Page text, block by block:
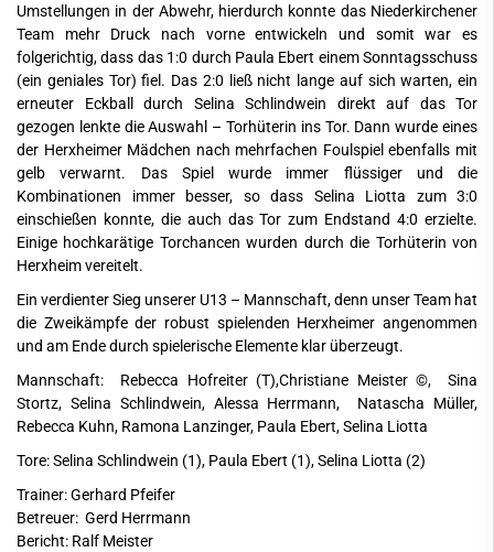
Umstellungen in der Abwehr, hierdurch konnte das Niederkirchener
Team mehr Druck nach vorne entwickeln und somit war es
folgerichtig, dass das 1:0 durch Paula Ebert einem Sonntagsschuss
(ein geniales Tor) fiel. Das 2:0 ließ nicht lange auf sich warten, ein
erneuter Eckball durch Selina Schlindwein direkt auf das Tor
gezogen lenkte die Auswahl – Torhüterin ins Tor. Dann wurde eines
der Herxheimer Mädchen nach mehrfachen Foulspiel ebenfalls mit
gelb verwarnt. Das Spiel wurde immer flüssiger und die
Kombinationen immer besser, so dass Selina Liotta zum 3:0
einschießen konnte, die auch das Tor zum Endstand 4:0 erzielte.
Einige hochkarätige Torchancen wurden durch die Torhüterin von
Herxheim vereitelt.
Ein verdienter Sieg unserer U13 – Mannschaft, denn unser Team hat
die Zweikämpfe der robust spielenden Herxheimer angenommen
und am Ende durch spielerische Elemente klar überzeugt.
Mannschaft: Rebecca Hofreiter (T),Christiane Meister ©, Sina
Stortz, Selina Schlindwein, Alessa Herrmann, Natascha Müller,
Rebecca Kuhn, Ramona Lanzinger, Paula Ebert, Selina Liotta
Tore: Selina Schlindwein (1), Paula Ebert (1), Selina Liotta (2)
Trainer: Gerhard Pfeifer
Betreuer: Gerd Herrmann
Bericht: Ralf Meister